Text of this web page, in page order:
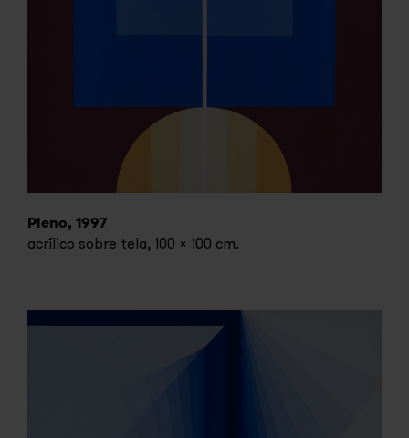
Pleno, 1997
acrílico sobre tela, 100 x 100 cm.